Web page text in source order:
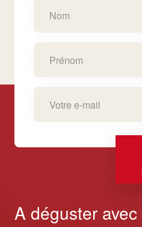
A déguster